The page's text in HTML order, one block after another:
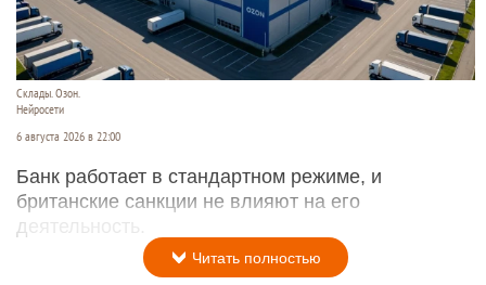
Склады. Озон.
Нейросети
6 августа 2026 в 22:00
Банк работает в стандартном режиме, и
британские санкции не влияют на его
деятельность.
Читать полностью